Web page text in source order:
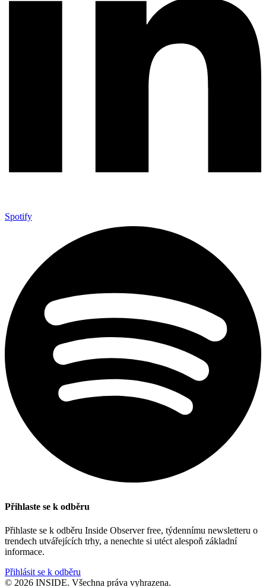
Spotify
Přihlaste se k odběru
Přihlaste se k odběru Inside Observer free, týdennímu newsletteru o
trendech utvářejících trhy, a nenechte si utéct alespoň základní
informace.
Přihlásit se k odběru
© 2026 INSIDE. Všechna práva vyhrazena.